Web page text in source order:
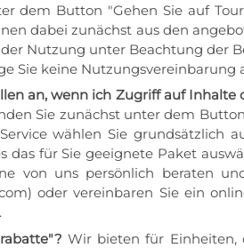
dem Button "Gehen Sie auf
dabei zunächst aus den
Nutzung unter Beachtung der
Sie keine
an, wenn ich Zugriff auf
Sie zunächst unter dem
wählen Sie grundsätzlich
das für Sie geeignete Paket
von uns persönlich beraten
oder vereinbaren Sie ein
Wir bieten für Einheiten,